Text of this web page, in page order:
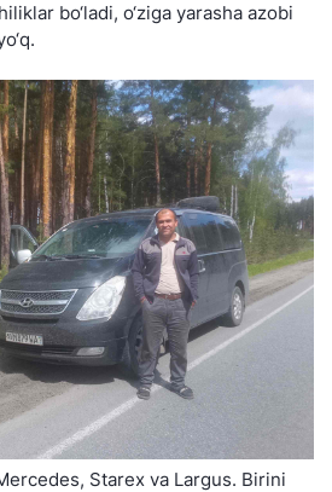
bo‘ladi, o‘ziga yarasha azobi
Starex va Largus. Birini